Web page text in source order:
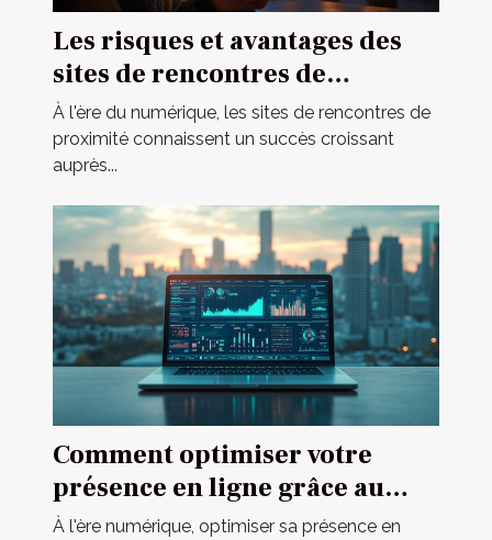
Les risques et avantages des
sites de rencontres de
proximité
À l'ère du numérique, les sites de rencontres de
proximité connaissent un succès croissant
auprès...
Comment optimiser votre
présence en ligne grâce au
marketing digital ?
À l'ère numérique, optimiser sa présence en